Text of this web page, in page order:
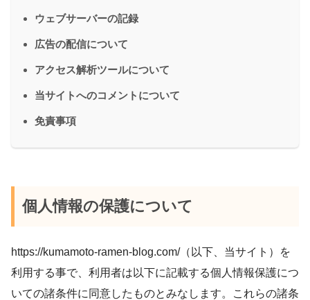
ウェブサーバーの記録
広告の配信について
アクセス解析ツールについて
当サイトへのコメントについて
免責事項
個人情報の保護について
https://kumamoto-ramen-blog.com/（以下、当サイト）を
利用する事で、利用者は以下に記載する個人情報保護につ
いての諸条件に同意したものとみなします。これらの諸条